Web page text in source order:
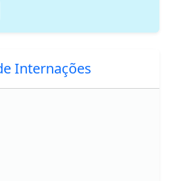
Internações